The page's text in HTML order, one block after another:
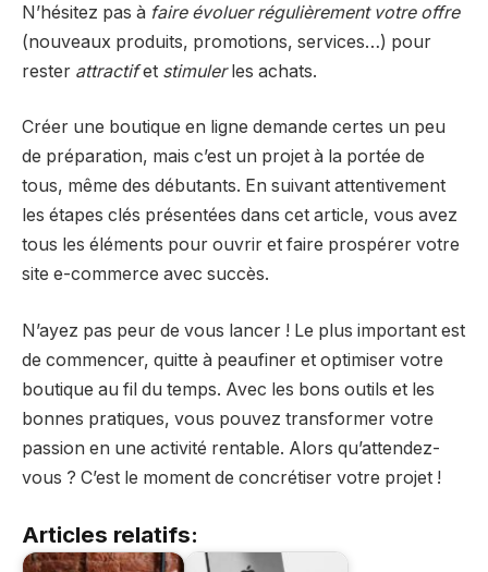
N’hésitez pas à faire évoluer régulièrement votre offre
(nouveaux produits, promotions, services…) pour
rester attractifet stimulerles achats.
Créer une boutique en ligne demande certes un peu
de préparation, mais c’est un projet à la portée de
tous, même des débutants. En suivant attentivement
les étapes clés présentées dans cet article, vous avez
tous les éléments pour ouvrir et faire prospérer votre
site e-commerce avec succès.
N’ayez pas peur de vous lancer ! Le plus important est
de commencer, quitte à peaufiner et optimiser votre
boutique au fil du temps. Avec les bons outils et les
bonnes pratiques, vous pouvez transformer votre
passion en une activité rentable. Alors qu’attendez-
vous ? C’est le moment de concrétiser votre projet !
Articles relatifs: